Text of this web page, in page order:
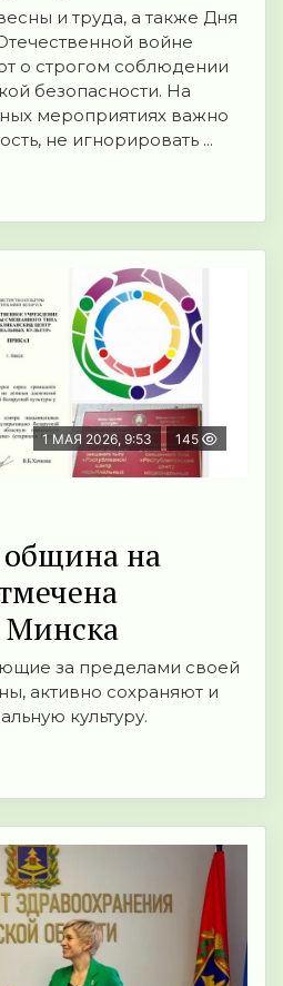
и труда, а также Дня
войне
о строгом соблюдении
безопасности. На
мероприятиях важно
не игнорировать ...
1 МАЯ 2026, 9:53 145
община на
Минска
за пределами своей
активно сохраняют и
культуру.